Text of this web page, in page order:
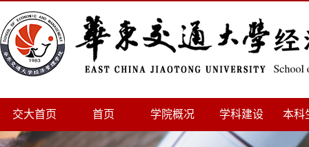
交大首页 首页 学院概况 学科建设 本科